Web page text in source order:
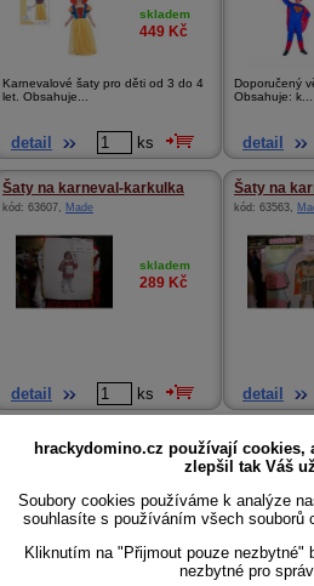
skladem
449 Kč
Karnevalové šaty pro děti od 3 do 4
let. Obsahuje...
detail ks
Doporučený
Obsahuje: k...
detail
Šaty na karneval-karkulka
kód: 63607, Made
skladem
289 Kč
detail ks
Šaty na
kód: 63563,
detail
Sedátko zvířátko
528b89705d
skladem
Sekačka
kód: 1499 ,
hrackydomino.cz používají cookies,
zlepšil tak Váš
Soubory cookies používáme k analýze
souhlasíte s používáním všech souborů
Kliknutím na "Přijmout pouze nezbytné"
nezbytné pro